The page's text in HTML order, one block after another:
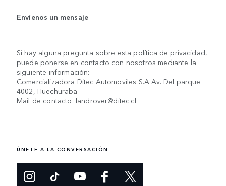
Envíenos un mensaje
Si hay alguna pregunta sobre esta política de privacidad,
puede ponerse en contacto con nosotros mediante la
siguiente información:
Comercializadora Ditec Automoviles S.A Av. Del parque
4002, Huechuraba
Mail de contacto: landrover@ditec.cl
ÚNETE A LA CONVERSACIÓN